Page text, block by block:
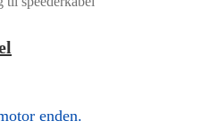
enden.